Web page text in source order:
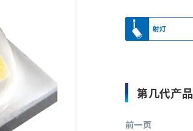
第几代产品
前一页